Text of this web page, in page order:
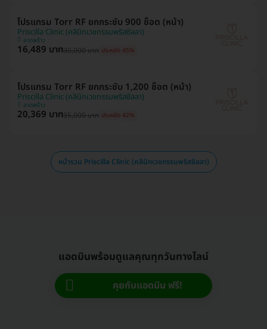
โปรแกรม Torr RF ยกกระชับ 900 ช็อต (หน้า)
Priscilla Clinic (คลินิกเวชกรรมพริสซิลลา)
ลาดพร้าว
16,489 บาท30,000 บาท ประหยัด 45%
โปรแกรม Torr RF ยกกระชับ 1,200 ช็อต (หน้า)
Priscilla Clinic (คลินิกเวชกรรมพริสซิลลา)
ลาดพร้าว
20,369 บาท35,000 บาท ประหยัด 42%
หน้ารวม Priscilla Clinic (คลินิกเวชกรรมพริสซิลลา)
แอดมินพร้อมดูแลคุณทุกวันทางไลน์
คุยกับแอดมิน ฟรี!